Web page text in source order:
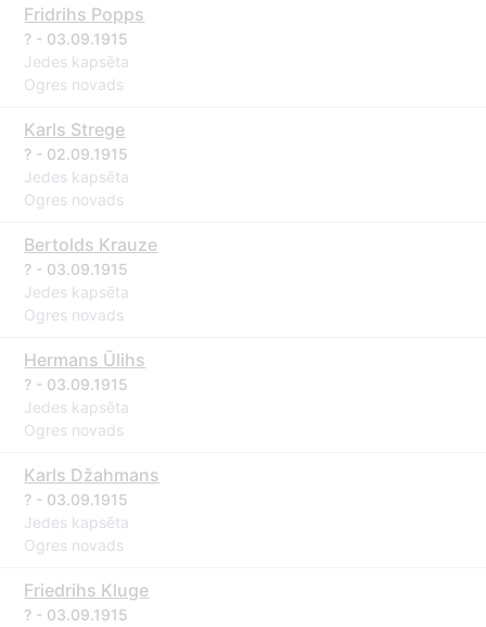
Fridrihs Popps
? - 03.09.1915
Jedes kapsēta
Ogres novads
Karls Strege
? - 02.09.1915
Jedes kapsēta
Ogres novads
Bertolds Krauze
? - 03.09.1915
Jedes kapsēta
Ogres novads
Hermans Ūlihs
? - 03.09.1915
Jedes kapsēta
Ogres novads
Karls Džahmans
? - 03.09.1915
Jedes kapsēta
Ogres novads
Friedrihs Kluge
? - 03.09.1915